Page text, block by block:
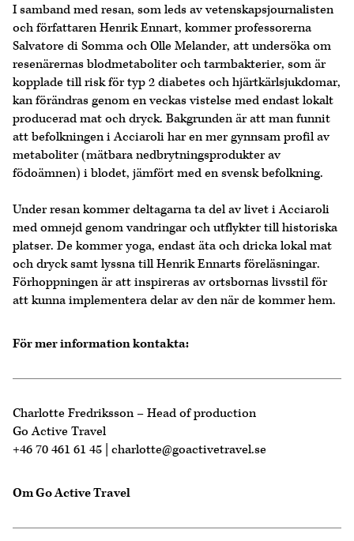
I samband med resan, som leds av vetenskapsjournalisten
och författaren Henrik Ennart, kommer professorerna
Salvatore di Somma och Olle Melander, att undersöka om
resenärernas blodmetaboliter och tarmbakterier, som är
kopplade till risk för typ 2 diabetes och hjärtkärlsjukdomar,
kan förändras genom en veckas vistelse med endast lokalt
producerad mat och dryck. Bakgrunden är att man funnit
att befolkningen i Acciaroli har en mer gynnsam profil av
metaboliter (mätbara nedbrytningsprodukter av
födoämnen) i blodet, jämfört med en svensk befolkning.
Under resan kommer deltagarna ta del av livet i Acciaroli
med omnejd genom vandringar och utflykter till historiska
platser. De kommer yoga, endast äta och dricka lokal mat
och dryck samt lyssna till Henrik Ennarts föreläsningar.
Förhoppningen är att inspireras av ortsbornas livsstil för
att kunna implementera delar av den när de kommer hem.
För mer information kontakta:
Charlotte Fredriksson – Head of production
Go Active Travel
+46 70 461 61 45 | charlotte@goactivetravel.se
Om Go Active Travel